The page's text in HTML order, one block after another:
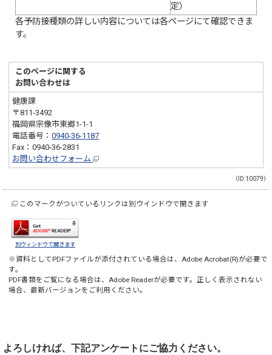
各予防接種類の詳しい内容については各ページにて確認できま
す。
定）
このページに関する
お問い合わせは
健康課
〒811-3492
福岡県宗像市東郷1-1-1
電話番号：0940-36-1187
Fax：0940-36-2831
お問い合わせフォーム
（ID:10079）
このマークがついているリンクは別ウインドウで開きます
別ウィンドウで開きます
※資料としてPDFファイルが添付されている場合は、 Adobe Acrobat(R)が必要で
す。
PDF書類をご覧になる場合は、 Adobe Readerが必要です。正しく表示されない
場合、最新バージョンをご利用ください。